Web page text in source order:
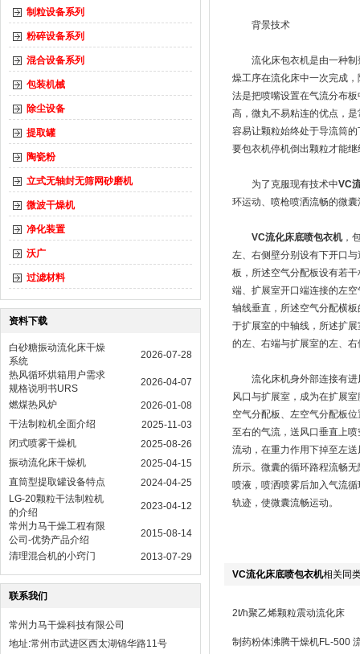
制粒设备系列
粉碎设备系列
混合设备系列
包装机械
除尘设备
提取罐
陶瓷粉
立式无轴封无筛网砂磨机
微波干燥机
净化装置
沃广
过滤材料
资料下载
白砂糖振动流化床干燥
系统
2026-07-28
热风循环烘箱用户需求
规格说明书URS
2026-04-07
燃煤热风炉
2026-01-08
干法制粒机全面介绍
2025-11-03
闭式喷雾干燥机
2025-08-26
振动流化床干燥机
2025-04-15
直筒型提取罐设备特点
2024-04-25
LG-20颗粒干法制粒机
的介绍
2023-04-12
常州力马干燥工程有限
公司-优势产品介绍
2015-08-14
清理混合机的小窍门
2013-07-29
联系我们
常州力马干燥科技有限公司
地址:常州市武进区西太湖锦华路11号
背景技术
流化床包衣机是由一种制
燥工序在流化床中一次完成
法是把喷嘴设置在气流分布
高，微丸不易粘连的优点，
容易让颗粒始终处于导流筒
要包衣机停机倒出颗粒才能
为了克服现有技术中VC
环运动、喷枪喷洒流畅的微
VC流化床底喷包衣机，
左、右侧壁分别设有下开口
板，所述空气分配板设有若
端、扩展室开口端连接的左
轴线垂直，所述空气分配横
于扩展室的中轴线，所述扩
的左、右端与扩展室的左、
流化床机身外部连接有进
风口与扩展室，成为在扩展
空气分配板、左空气分配板
至右的气流，送风口垂直上
流动，在重力作用下掉至左
所示。微囊的循环路程流畅
喷液，喷洒喷雾后加入气流
轨迹，使微囊流畅运动。
VC流化床底喷包衣机相关同
2t/h聚乙烯颗粒震动流化床
制药粉体沸腾干燥机FL-500